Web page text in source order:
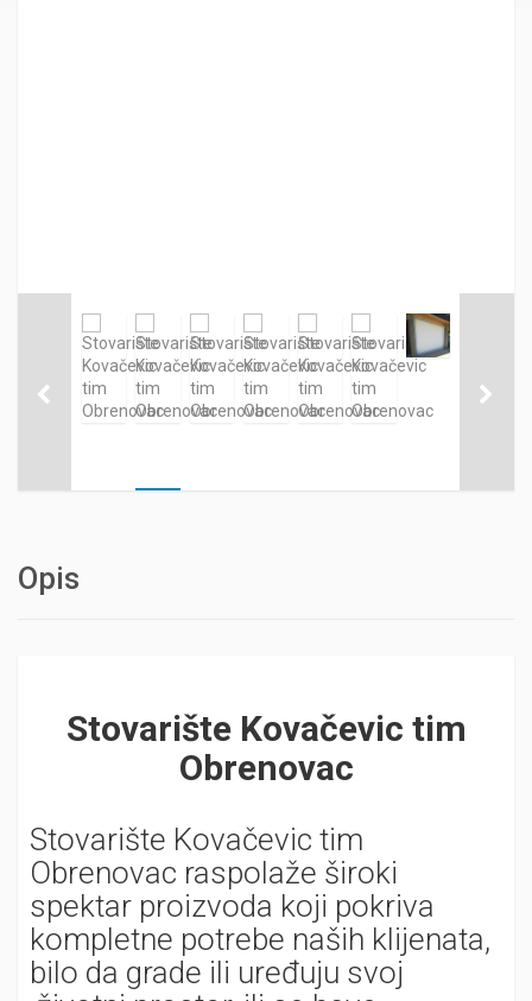
Opis
Stovarište Kovačevic tim
Obrenovac
Stovarište Kovačevic tim
Obrenovac raspolaže široki
spektar proizvoda koji pokriva
kompletne potrebe naših klijenata,
bilo da grade ili uređuju svoj